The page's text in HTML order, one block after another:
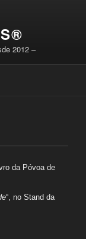
2012 –
da Póvoa de
“, no Stand da